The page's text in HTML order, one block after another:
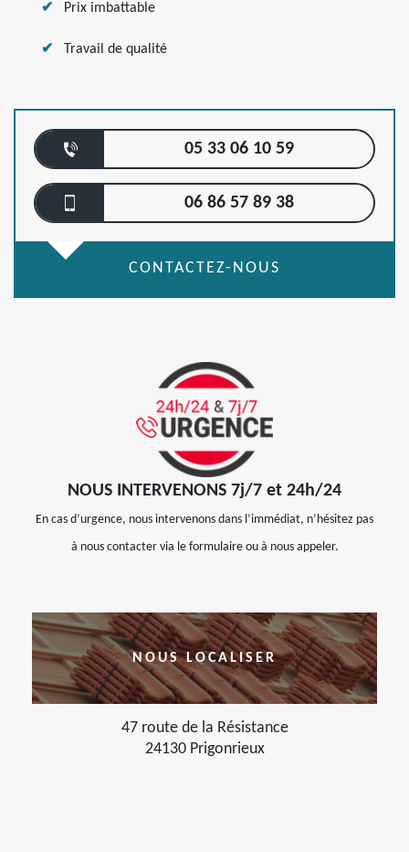
Prix imbattable
Travail de qualité
05 33 06 10 59
06 86 57 89 38
CONTACTEZ-NOUS
NOUS INTERVENONS 7j/7 et 24h/24
En cas d’urgence, nous intervenons dans l’immédiat, n’hésitez pas
à nous contacter via le formulaire ou à nous appeler.
NOUS LOCALISER
47 route de la Résistance
24130 Prigonrieux